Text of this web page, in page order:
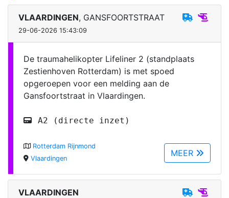
VLAARDINGEN, GANSFOORTSTRAAT
29-06-2026 15:43:09
De traumahelikopter Lifeliner 2 (standplaats
Zestienhoven Rotterdam) is met spoed
opgeroepen voor een melding aan de
Gansfoortstraat in Vlaardingen.
A2 (directe inzet)
MEER
Rotterdam Rijnmond
Vlaardingen
VLAARDINGEN